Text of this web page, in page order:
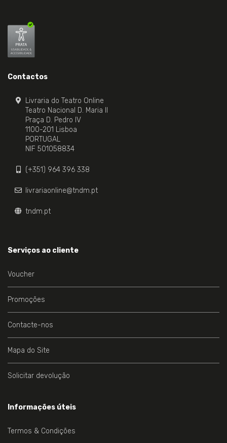
Contactos
Livraria do Teatro Online
Teatro Nacional D. Maria II
Praça D. Pedro IV
1100-201 Lisboa
PORTUGAL
NIF 501058834
(+351) 964 396 338
livrariaonline@tndm.pt
tndm.pt
Serviços ao cliente
Voucher
Promoções
Contacte-nos
Mapa do Site
Solicitar devolução
Informações úteis
Termos & Condições